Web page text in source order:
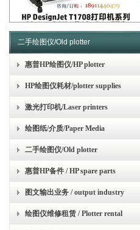
二手绘图仪/Old plotter
惠普HP绘图仪/HP plotter
HP绘图仪耗材/plotter supplies
激光打印机/Laser printers
绘图纸/介质/Paper Media
二手绘图仪/Old plotter
惠普HP备件 / HP spare parts
图文输出业务 / output industry
绘图仪维修租赁 / Plotter rental